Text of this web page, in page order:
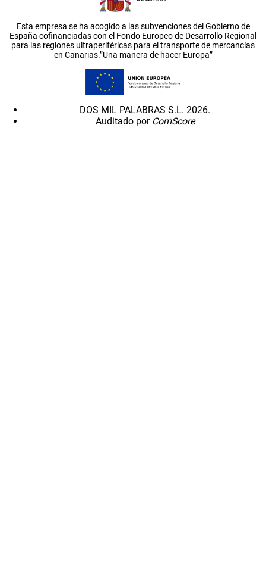
Esta empresa se ha acogido a las subvenciones del Gobierno de
España cofinanciadas con el Fondo Europeo de Desarrollo Regional
para las regiones ultraperiféricas para el transporte de mercancías
en Canarias.”Una manera de hacer Europa”
DOS MIL PALABRAS S.L. 2026.
Auditado por ComScore